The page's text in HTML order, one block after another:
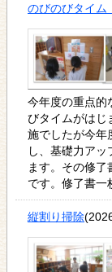
のびのびタイ
今年度の重点的
びタイムがはじ
施でしたが今年
し、基礎力ア
ます。その修了
です。修了書一
縦割り掃除